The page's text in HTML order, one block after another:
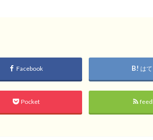
Facebook は
Pocket